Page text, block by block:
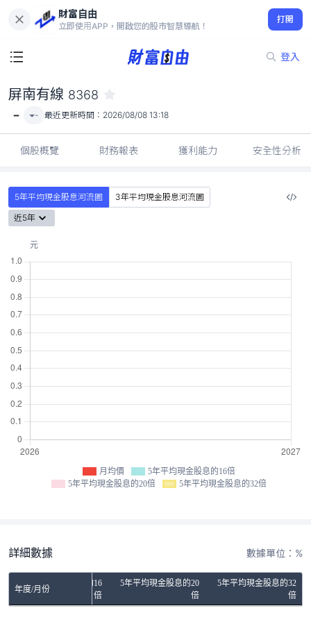
財富自由
立即使用APP，開啟您的股市智慧導航！
打開
登入
-
屏南有線 8368
- - 最近更新時間： 2026/08/08 13:18
個股概覽 財務報表 獲利能力 安全性分析
5年平均現金股息河流圖
3年平均現金股息河流圖
近5年
月均價
5年平均現金股息的16倍
5年平均現金股息的20倍
5年平均現金股息的32倍
詳細數據 數據單位：%
年度/月份
5年平均現金股息的16
倍
5年平均現金股息的20
倍
5年平均現金股息的32
倍